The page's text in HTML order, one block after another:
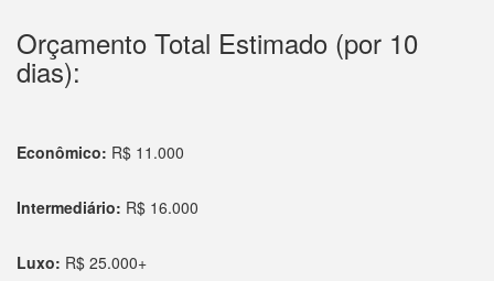
Orçamento Total Estimado (por 10
dias):
Econômico: R$ 11.000
Intermediário: R$ 16.000
Luxo: R$ 25.000+